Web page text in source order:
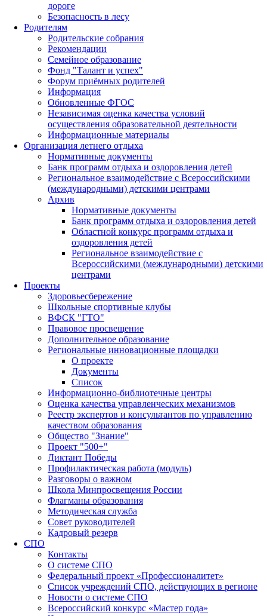
дороге
Безопасность в лесу
Родителям
Родительские собрания
Рекомендации
Семейное образование
Фонд "Талант и успех"
Форум приёмных родителей
Информация
Обновленные ФГОС
Независимая оценка качества условий
осуществления образовательной деятельности
Информационные материалы
Организация летнего отдыха
Нормативные документы
Банк программ отдыха и оздоровления детей
Региональное взаимодействие с Всероссийскими
(международными) детскими центрами
Архив
Нормативные документы
Банк программ отдыха и оздоровления детей
Областной конкурс программ отдыха и
оздоровления детей
Региональное взаимодействие с
Всероссийскими (международными) детскими
центрами
Проекты
Здоровьесбережение
Школьные спортивные клубы
ВФСК "ГТО"
Правовое просвещение
Дополнительное образование
Региональные инновационные площадки
О проекте
Документы
Список
Информационно-библиотечные центры
Оценка качества управленческих механизмов
Реестр экспертов и консультантов по управлению
качеством образования
Общество "Знание"
Проект "500+"
Диктант Победы
Профилактическая работа (модуль)
Разговоры о важном
Школа Минпросвещения России
Флагманы образования
Методическая служба
Совет руководителей
Кадровый резерв
СПО
Контакты
О системе СПО
Федеральный проект «Профессионалитет»
Список учреждений СПО, действующих в регионе
Новости о системе СПО
Всероссийский конкурс «Мастер года»